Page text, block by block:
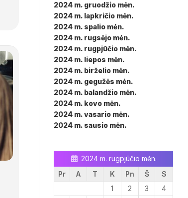
2024 m. gruodžio mėn.
2024 m. lapkričio mėn.
2024 m. spalio mėn.
2024 m. rugsėjo mėn.
2024 m. rugpjūčio mėn.
2024 m. liepos mėn.
2024 m. birželio mėn.
2024 m. gegužės mėn.
2024 m. balandžio mėn.
2024 m. kovo mėn.
2024 m. vasario mėn.
2024 m. sausio mėn.
2024 m. rugpjūčio mėn.
Pr
A T K Pn Š
S
1
2 3
4